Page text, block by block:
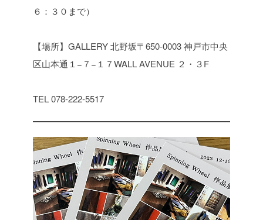
６：３０まで）
【場所】 GALLERY 北野坂〒650-0003 神戸市中央
区山本通１−７−１７WALL AVENUE ２・３F
TEL 078-222-5517